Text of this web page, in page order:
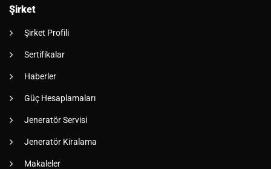
Şirket
Şirket Profili
Sertifikalar
Haberler
Güç Hesaplamaları
Jeneratör Servisi
Jeneratör Kiralama
Makaleler